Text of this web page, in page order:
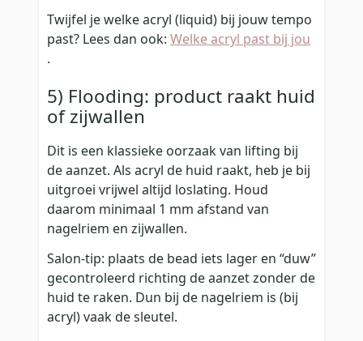
Twijfel je welke acryl (liquid) bij jouw tempo
past? Lees dan ook: Welke acryl past bij jou
.
5) Flooding: product raakt huid
of zijwallen
Dit is een klassieke oorzaak van lifting bij
de aanzet. Als acryl de huid raakt, heb je bij
uitgroei vrijwel altijd loslating. Houd
daarom minimaal 1 mm afstand van
nagelriem en zijwallen.
Salon-tip: plaats de bead iets lager en “duw”
gecontroleerd richting de aanzet zonder de
huid te raken. Dun bij de nagelriem is (bij
acryl) vaak de sleutel.